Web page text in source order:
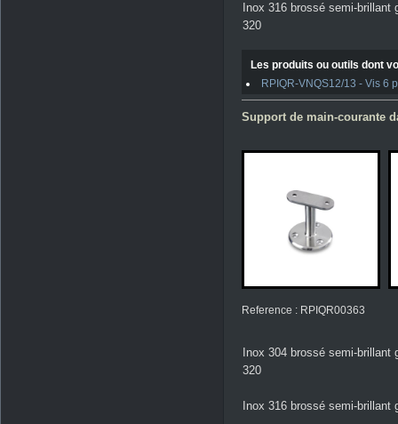
Inox 316 brossé semi-brillant
320
Les produits ou outils dont
RPIQR-VNQS12/13 - Vis 6
Support de main-courante
Reference : RPIQR00363
Inox 304 brossé semi-brillant
320
Inox 316 brossé semi-brillant